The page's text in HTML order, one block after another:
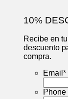
10%
Recibe en
descuento
compra.
Email *
Phone